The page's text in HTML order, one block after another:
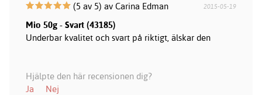
(5 av 5) av Carina Edman 2015-05-19
Mio 50g - Svart (43185)
Underbar kvalitet och svart på riktigt, älskar den
Hjälpte den här recensionen dig?
Ja
Nej